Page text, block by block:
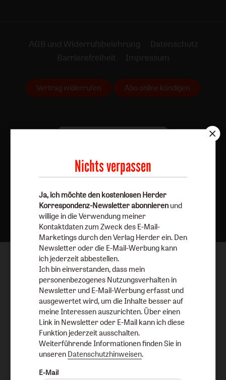
AGB und Widerrufsbelehrung
Datenschutz
Barrierefreiheit
Impressum
Vertrag widerrufen Abo online kündigen
Nach oben
Nichts verpassen
Ja, ich möchte den kostenlosen Herder
Korrespondenz-Newsletter abonnieren und
willige in die Verwendung meiner
Kontaktdaten zum Zweck des E-Mail-
Marketings durch den Verlag Herder ein. Den
Newsletter oder die E-Mail-Werbung kann
ich jederzeit abbestellen.
Ich bin einverstanden, dass mein
personenbezogenes Nutzungsverhalten in
Newsletter und E-Mail-Werbung erfasst und
ausgewertet wird, um die Inhalte besser auf
meine Interessen auszurichten. Über einen
Link in Newsletter oder E-Mail kann ich diese
Funktion jederzeit ausschalten.
Weiterführende Informationen finden Sie in
unseren Datenschutzhinweisen.
E-Mail